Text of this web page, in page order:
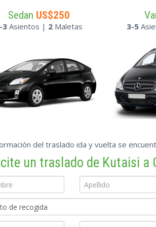
Sedan US$250
3Asientos | 2 Maletas 3-5
del traslado ida y vuelta se
un traslado de Kutaisi a